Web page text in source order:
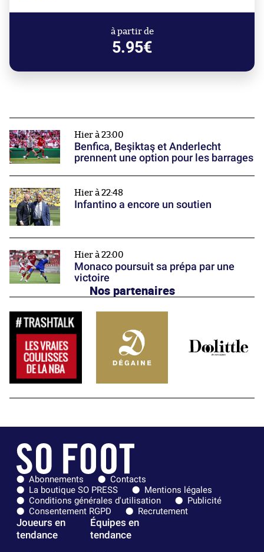
à partir de
5.95€
Hier à 23:00
Benfica, Beşiktaş et Anderlecht
prennent une option pour les barrages
Hier à 22:48
Infantino a encore un soutien
Hier à 22:00
Monaco poursuit sa prépa par une
victoire
Nos partenaires
Abonnements
Contacts
La boutique SO PRESS
Mentions légales
Conditions générales d'utilisation
Publicité
Consentement RGPD
Recrutement
Joueurs en
tendance
Équipes en
tendance